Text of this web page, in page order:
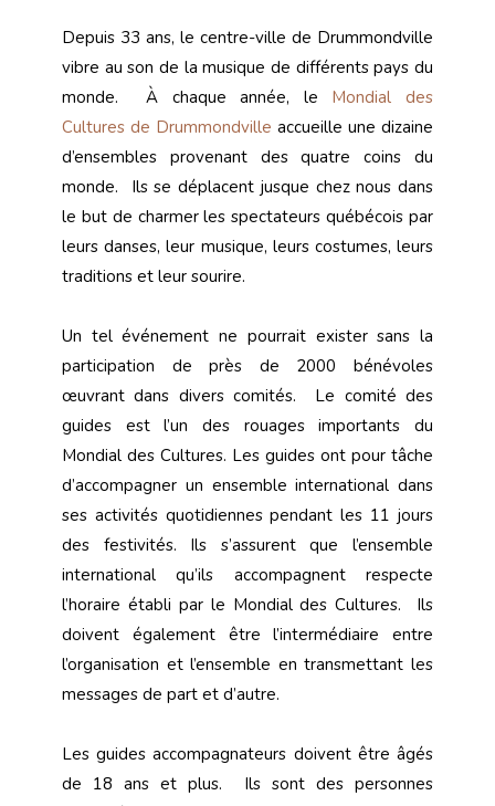
Depuis 33 ans, le centre-ville de Drummondville
vibre au son de la musique de différents pays du
monde. À chaque année, le Mondial des
Cultures de Drummondville accueille une dizaine
d’ensembles provenant des quatre coins du
monde. Ils se déplacent jusque chez nous dans
le but de charmer les spectateurs québécois par
leurs danses, leur musique, leurs costumes, leurs
traditions et leur sourire.
Un tel événement ne pourrait exister sans la
participation de près de 2000 bénévoles
œuvrant dans divers comités. Le comité des
guides est l’un des rouages importants du
Mondial des Cultures. Les guides ont pour tâche
d’accompagner un ensemble international dans
ses activités quotidiennes pendant les 11 jours
des festivités. Ils s’assurent que l’ensemble
international qu’ils accompagnent respecte
l’horaire établi par le Mondial des Cultures. Ils
doivent également être l’intermédiaire entre
l’organisation et l’ensemble en transmettant les
messages de part et d’autre.
Les guides accompagnateurs doivent être âgés
de 18 ans et plus. Ils sont des personnes